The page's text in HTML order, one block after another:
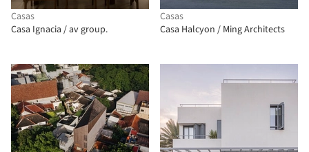
Casas
Casa Ignacia / av group.
Casas
Casa Halcyon / Ming Architects